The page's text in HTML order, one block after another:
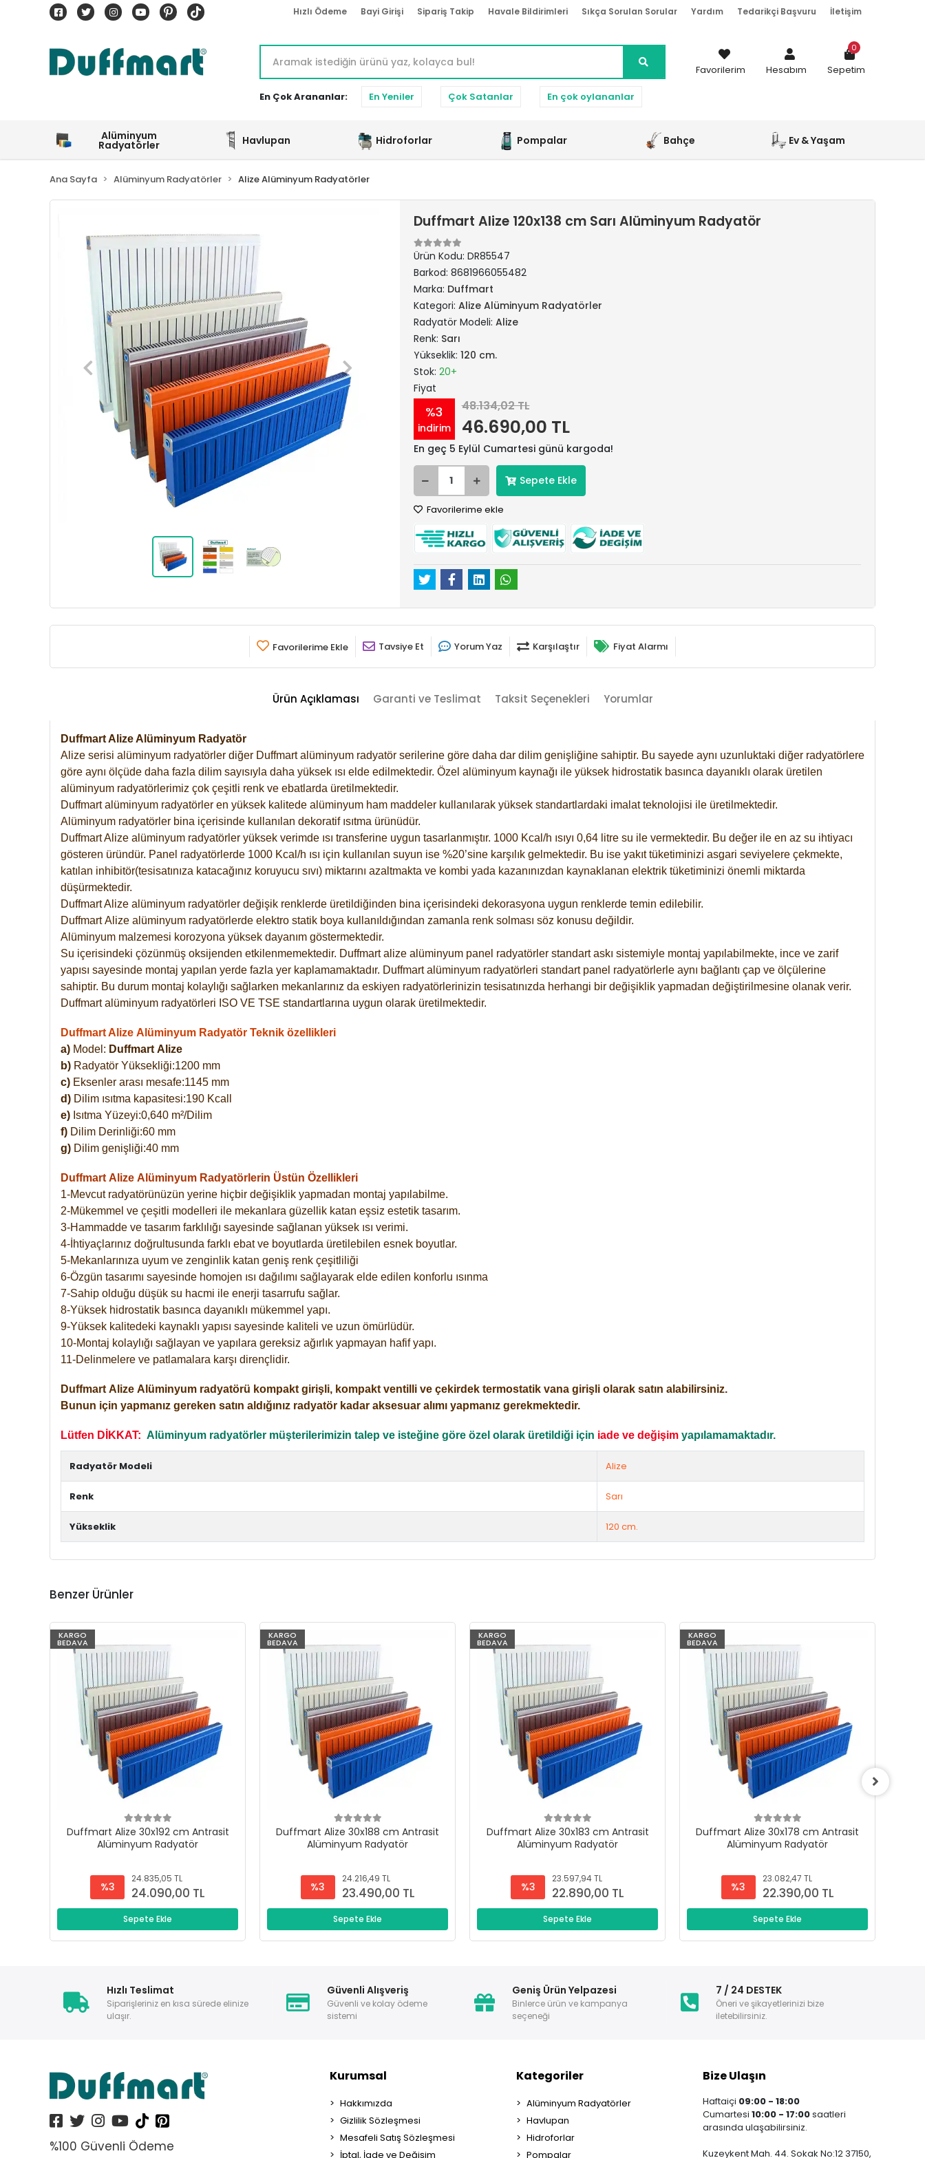
Hızlı Ödeme Bayi Girişi Sipariş Takip Havale Bildirimleri Sıkça Sorulan Sorular Yardım Tedarikçi Başvuru İletişim
En Çok Arananlar: En Yeniler Çok Satanlar En çok oylananlar
Favorilerim Hesabım Sepetim
0
Alüminyum
Radyatörler Havlupan Hidroforlar Pompalar Bahçe Ev & Yaşam
Ana Sayfa Alüminyum Radyatörler Alize Alüminyum Radyatörler
Duffmart Alize 120x138 cm Sarı Alüminyum Radyatör
Ürün Kodu: DR85547
Barkod: 8681966055482
Marka: Duffmart
Kategori: Alize Alüminyum Radyatörler
Radyatör Modeli: Alize
Renk: Sarı
Yükseklik: 120 cm.
Stok: 20+
Fiyat
%3
indirim
48.134,02 TL
46.690,00 TL
En geç 5 Eylül Cumartesi günü kargoda!
Sepete Ekle
Favorilerime ekle
Favorilerime Ekle Tavsiye Et Yorum Yaz Karşılaştır Fiyat Alarmı
Ürün Açıklaması Garanti ve Teslimat Taksit Seçenekleri Yorumlar
Duffmart Alize Alüminyum Radyatör
Alize serisi alüminyum radyatörler diğer Duffmart alüminyum radyatör serilerine göre daha dar dilim genişliğine sahiptir. Bu sayede aynı uzunluktaki diğer radyatörlere
göre aynı ölçüde daha fazla dilim sayısıyla daha yüksek ısı elde edilmektedir. Özel alüminyum kaynağı ile yüksek hidrostatik basınca dayanıklı olarak üretilen
alüminyum radyatörlerimiz çok çeşitli renk ve ebatlarda üretilmektedir.
Duffmart alüminyum radyatörler en yüksek kalitede alüminyum ham maddeler kullanılarak yüksek standartlardaki imalat teknolojisi ile üretilmektedir.
Alüminyum radyatörler bina içerisinde kullanılan dekoratif ısıtma ürünüdür.
Duffmart Alize alüminyum radyatörler yüksek verimde ısı transferine uygun tasarlanmıştır. 1000 Kcal/h ısıyı 0,64 litre su ile vermektedir. Bu değer ile en az su ihtiyacı
gösteren üründür. Panel radyatörlerde 1000 Kcal/h ısı için kullanılan suyun ise %20’sine karşılık gelmektedir. Bu ise yakıt tüketiminizi asgari seviyelere çekmekte,
katılan inhibitör(tesisatınıza katacağınız koruyucu sıvı) miktarını azaltmakta ve kombi yada kazanınızdan kaynaklanan elektrik tüketiminizi önemli miktarda
düşürmektedir.
Duffmart Alize alüminyum radyatörler değişik renklerde üretildiğinden bina içerisindeki dekorasyona uygun renklerde temin edilebilir.
DuffmartAlize alüminyum radyatörlerde elektro statik boya kullanıldığından zamanla renk solması söz konusu değildir.
Alüminyum malzemesi korozyona yüksek dayanım göstermektedir.
Su içerisindeki çözünmüş oksijenden etkilenmemektedir. Duffmart alize alüminyum panel radyatörler standart askı sistemiyle montaj yapılabilmekte, ince ve zarif
yapısı sayesinde montaj yapılan yerde fazla yer kaplamamaktadır. Duffmart alüminyum radyatörleri standart panel radyatörlerle aynı bağlantı çap ve ölçülerine
sahiptir. Bu durum montaj kolaylığı sağlarken mekanlarınız da eskiyen radyatörlerinizin tesisatınızda herhangi bir değişiklik yapmadan değiştirilmesine olanak verir.
Duffmart alüminyum radyatörleri ISO VE TSE standartlarına uygun olarak üretilmektedir.
Duffmart Alize Alüminyum Radyatör Teknik özellikleri
a) Model: Duffmart Alize
b) Radyatör Yüksekliği:1200 mm
c) Eksenler arası mesafe:1145 mm
d) Dilim ısıtma kapasitesi:190 Kcall
e) Isıtma Yüzeyi:0,640 m²/Dilim
f) Dilim Derinliği:60 mm
g) Dilim genişliği:40 mm
Duffmart Alize Alüminyum Radyatörlerin Üstün Özellikleri
1-Mevcut radyatörünüzün yerine hiçbir değişiklik yapmadan montaj yapılabilme.
2-Mükemmel ve çeşitli modelleri ile mekanlara güzellik katan eşsiz estetik tasarım.
3-Hammadde ve tasarım farklılığı sayesinde sağlanan yüksek ısı verimi.
4-İhtiyaçlarınız doğrultusunda farklı ebat ve boyutlarda üretilebilen esnek boyutlar.
5-Mekanlarınıza uyum ve zenginlik katan geniş renk çeşitliliği
6-Özgün tasarımı sayesinde homojen ısı dağılımı sağlayarak elde edilen konforlu ısınma
7-Sahip olduğu düşük su hacmi ile enerji tasarrufu sağlar.
8-Yüksek hidrostatik basınca dayanıklı mükemmel yapı.
9-Yüksek kalitedeki kaynaklı yapısı sayesinde kaliteli ve uzun ömürlüdür.
10-Montaj kolaylığı sağlayan ve yapılara gereksiz ağırlık yapmayan hafif yapı.
11-Delinmelere ve patlamalara karşı dirençlidir.
Duffmart Alize Alüminyum radyatörü kompakt girişli, kompakt ventilli ve çekirdek termostatik vana girişli olarak satın alabilirsiniz.
Bunun için yapmanız gereken satın aldığınız radyatör kadar aksesuar alımı yapmanız gerekmektedir.
Lütfen DİKKAT: Alüminyum radyatörler müşterilerimizin talep ve isteğine göre özel olarak üretildiği için iade ve değişim yapılamamaktadır.
Radyatör Modeli Alize
Renk Sarı
Yükseklik 120 cm.
Benzer Ürünler
KARGO
BEDAVA
Duffmart Alize 30x192 cm Antrasit
Alüminyum Radyatör
%3
24.835,05 TL
24.090,00 TL
Sepete Ekle
KARGO
BEDAVA
Duffmart Alize 30x188 cm Antrasit
Alüminyum Radyatör
%3
24.216,49 TL
23.490,00 TL
Sepete Ekle
KARGO
BEDAVA
Duffmart Alize 30x183 cm Antrasit
Alüminyum Radyatör
%3
23.597,94 TL
22.890,00 TL
Sepete Ekle
KARGO
BEDAVA
Duffmart Alize 30x178 cm Antrasit
Alüminyum Radyatör
%3
23.082,47 TL
22.390,00 TL
Sepete Ekle
Hızlı Teslimat
Siparişleriniz en kısa sürede elinize
ulaşır.
Güvenli Alışveriş
Güvenli ve kolay ödeme
sistemi
Geniş Ürün Yelpazesi
Binlerce ürün ve kampanya
seçeneği
7 / 24 DESTEK
Öneri ve şikayetlerinizi bize
iletebilirsiniz.
%100 Güvenli Ödeme
Kurumsal
Hakkımızda
Gizlilik Sözleşmesi
Mesafeli Satış Sözleşmesi
İptal, İade ve Değişim
Kategoriler
Alüminyum Radyatörler
Havlupan
Hidroforlar
Pompalar
Bize Ulaşın
Haftaiçi 09:00 - 18:00
Cumartesi 10:00 - 17:00saatleri
arasında ulaşabilirsiniz.
Kuzeykent Mah. 44. Sokak No:12 37150,